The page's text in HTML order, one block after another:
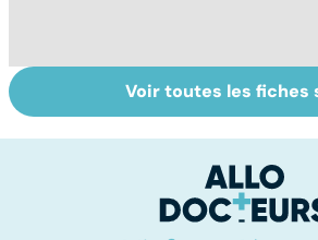
Le lupus, une
maladie
Voir toutes les fiches